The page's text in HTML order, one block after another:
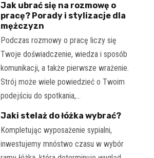
Jak ubrać się na rozmowę o
pracę? Porady i stylizacje dla
mężczyzn
Podczas rozmowy o pracę liczy się
Twoje doświadczenie, wiedza i sposób
komunikacji, a także pierwsze wrażenie.
Strój może wiele powiedzieć o Twoim
podejściu do spotkania,…
Jaki stelaż do łóżka wybrać?
Kompletując wyposażenie sypialni,
inwestujemy mnóstwo czasu w wybór